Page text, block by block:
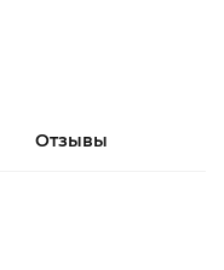
Отзывы